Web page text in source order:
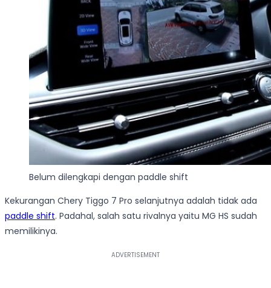
Belum dilengkapi dengan paddle shift
Kekurangan Chery Tiggo 7 Pro selanjutnya adalah tidak ada
paddle shift. Padahal, salah satu rivalnya yaitu MG HS sudah
memilikinya.